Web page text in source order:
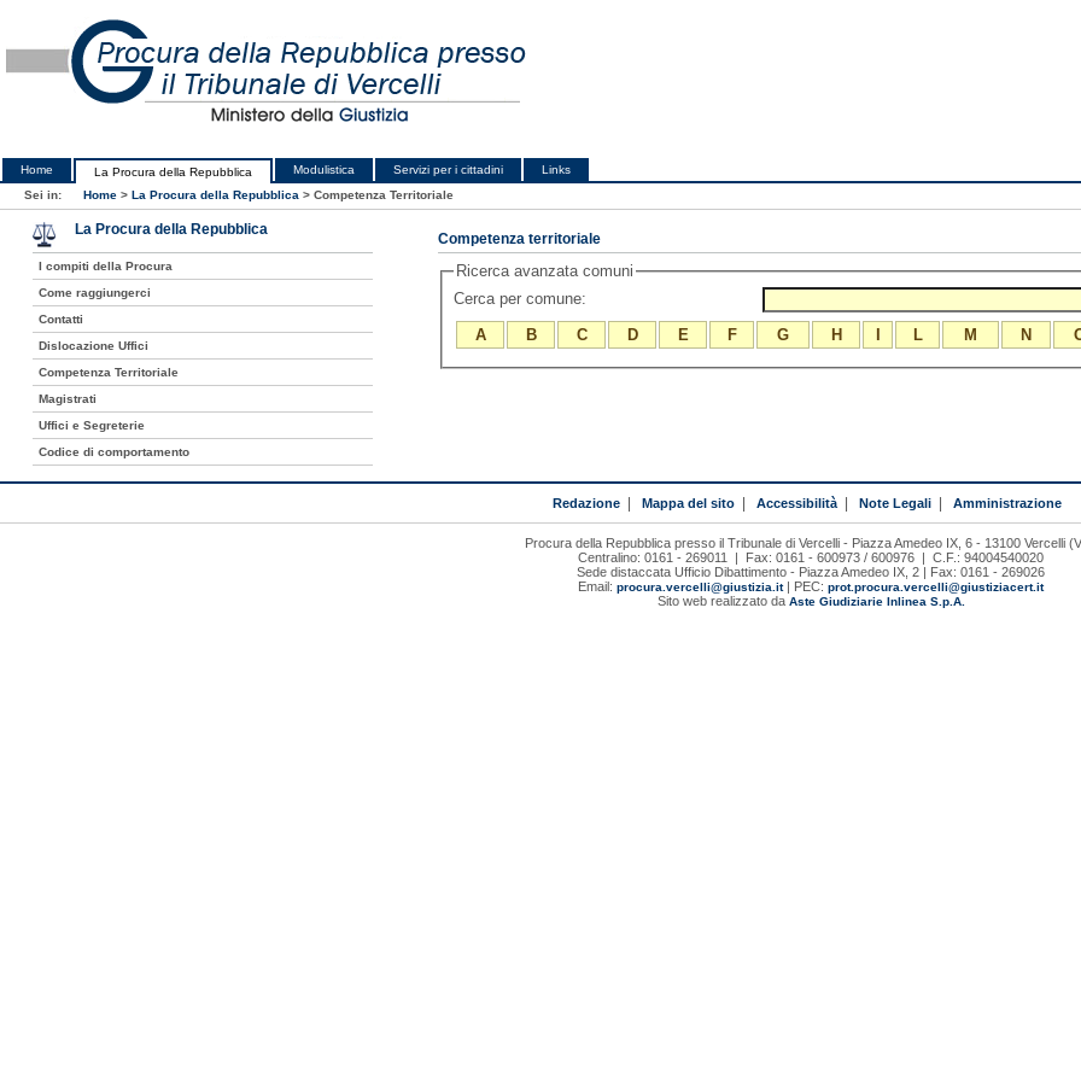
Home La Procura della Repubblica Modulistica Servizi per i cittadini
Links
Sei in:
Home > La Procura della Repubblica > Competenza Territoriale
Competenza territoriale
Ricerca avanzata comuni
Cerca per comune:
A
B C D E F G H L M N
La Procura della Repubblica
I compiti della Procura
Come raggiungerci
Contatti
Dislocazione Uffici
Competenza Territoriale
Magistrati
Uffici e Segreterie
Codice di comportamento
Redazione Mappa del sito Accessibilità Note Legali Amministrazione
Procura della Repubblica presso il Tribunale di Vercelli - Piazza Amedeo IX, 6 - 13100 Vercelli
Centralino: 0161 - 269011 | Fax: 0161 - 600973 / 600976 | C.F.: 94004540020
Sede distaccata Ufficio Dibattimento - Piazza Amedeo IX, 2 | Fax: 0161 - 269026
Email: procura.vercelli@giustizia.it| PEC: prot.procura.vercelli@giustiziacert.it
Sito web realizzato da Aste Giudiziarie Inlinea S.p.A.